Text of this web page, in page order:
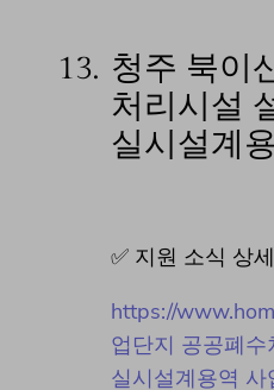
13. 청주 북이
처리시설
실시설계
✅ 지원 소식 상
https://
업단지 공공폐
실시설계용역